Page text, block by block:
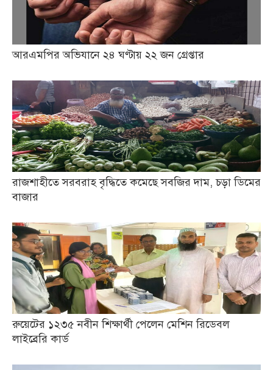
আরএমপির অভিযানে ২৪ ঘণ্টায় ২২ জন গ্রেপ্তার
রাজশাহীতে সরবরাহ বৃদ্ধিতে কমেছে সবজির দাম, চড়া ডিমের
বাজার
রুয়েটের ১২৩৫ নবীন শিক্ষার্থী পেলেন মেশিন রিডেবল
লাইব্রেরি কার্ড